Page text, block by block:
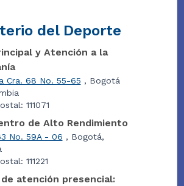
del Deporte
y Atención a la
Cra. 68 No. 55-65 , Bogotá
111071
de Alto Rendimiento
No. 59A - 06 , Bogotá,
111221
atención presencial: